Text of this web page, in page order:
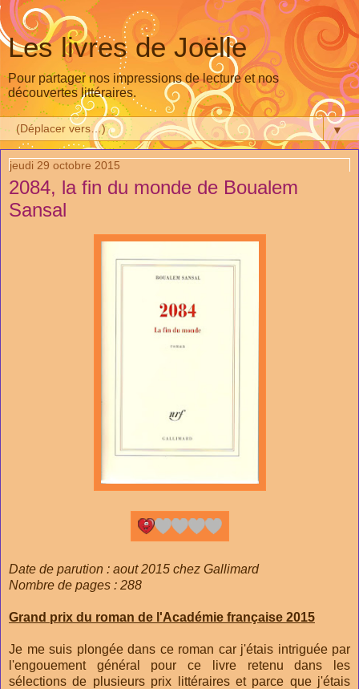
Les livres de Joëlle
Pour partager nos impressions de lecture et nos
découvertes littéraires.
▼
jeudi 29 octobre 2015
2084, la fin du monde de Boualem
Sansal
Date de parution : aout 2015 chez Gallimard
Nombre de pages : 288
Grand prix du roman de l'Académie française 2015
Je me suis plongée dans ce roman car j'étais intriguée par
l'engouement général pour ce livre retenu dans les
sélections de plusieurs prix littéraires et parce que j'étais